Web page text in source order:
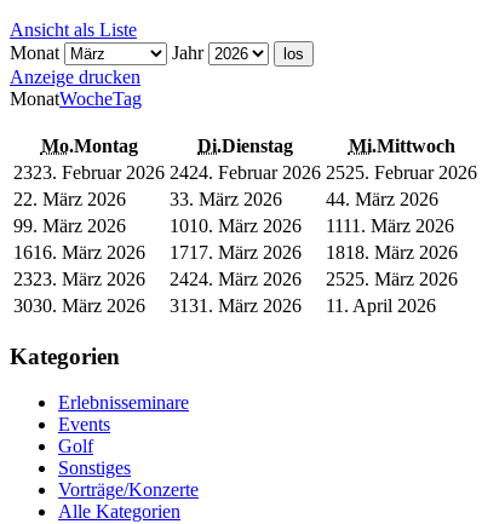
Ansicht als Liste
Monat
Jahr
Anzeige drucken
MonatWocheTag
Mo.Montag Di.Dienstag Mi.Mittwoch
2323. Februar 2026 2424. Februar 2026 2525. Februar 2026
22. März 2026 33. März 2026 44. März 2026
99. März 2026 1010. März 2026 1111. März 2026
1616. März 2026 1717. März 2026 1818. März 2026
2323. März 2026 2424. März 2026 2525. März 2026
3030. März 2026 3131. März 2026 11. April 2026
Kategorien
Erlebnisseminare
Events
Golf
Sonstiges
Vorträge/Konzerte
Alle Kategorien